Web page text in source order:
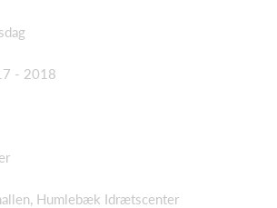
- 2018
Humlebæk Idrætscenter